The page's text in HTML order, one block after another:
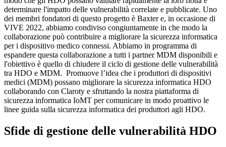
determinare l'impatto delle vulnerabilità correlate e pubblicate. Uno
dei membri fondatori di questo progetto è Baxter e, in occasione di
VIVE 2022, abbiamo condiviso congiuntamente in che modo la
collaborazione può contribuire a migliorare la sicurezza informatica
per i dispositivo medico connessi. Abbiamo in programma di
espandere questa collaborazione a tutti i partner MDM disponibili e
l'obiettivo è quello di chiudere il ciclo di gestione delle vulnerabilità
tra HDO e MDM. Promuove l’idea che i produttori di dispositivi
medici (MDM) possano migliorare la sicurezza informatica HDO
collaborando con Claroty e sfruttando la nostra piattaforma di
sicurezza informatica IoMT per comunicare in modo proattivo le
linee guida sulla sicurezza informatica dei produttori agli HDO.
Sfide di gestione delle vulnerabilità HDO